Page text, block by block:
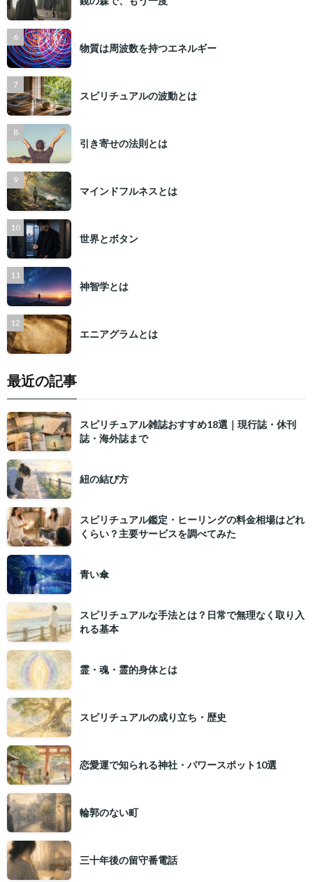
物質は周波数を持つエネルギー
スピリチュアルの波動とは
引き寄せの法則とは
マインドフルネスとは
世界とボタン
神智学とは
エニアグラムとは
最近の記事
スピリチュアル雑誌おすすめ18選｜現行誌・休刊
誌・海外誌まで
紐の結び方
スピリチュアル鑑定・ヒーリングの料金相場はどれ
くらい？主要サービスを調べてみた
青い傘
スピリチュアルな手法とは？日常で無理なく取り入
れる基本
霊・魂・霊的身体とは
スピリチュアルの成り立ち・歴史
恋愛運で知られる神社・パワースポット10選
輪郭のない町
三十年後の留守番電話